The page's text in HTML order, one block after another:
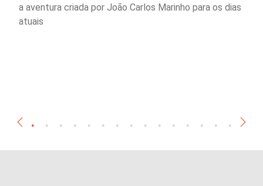
a aventura criada por João Carlos Marinho para os dias
atuais